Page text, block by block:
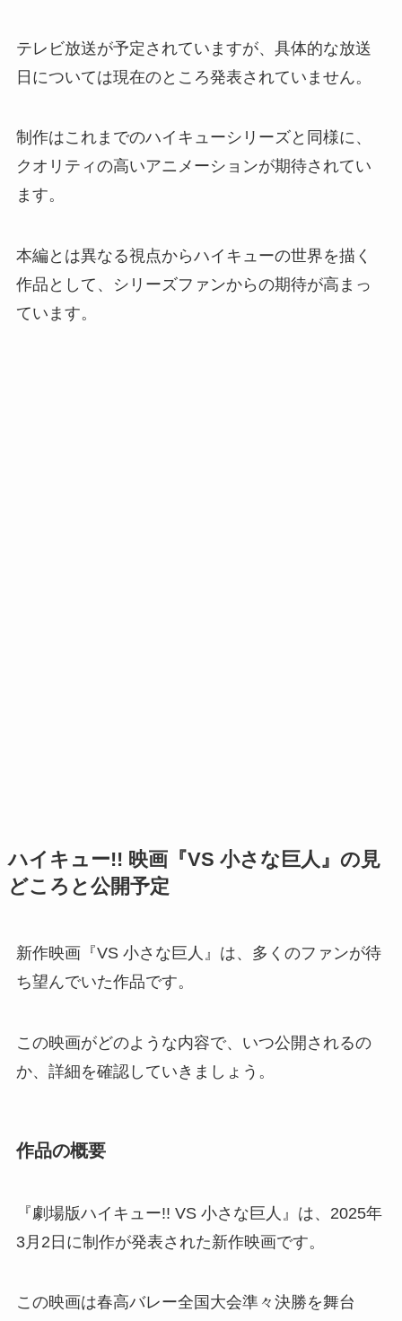
テレビ放送が予定されていますが、具体的な放送
日については現在のところ発表されていません。
制作はこれまでのハイキューシリーズと同様に、
クオリティの高いアニメーションが期待されてい
ます。
本編とは異なる視点からハイキューの世界を描く
作品として、シリーズファンからの期待が高まっ
ています。
ハイキュー!! 映画『VS 小さな巨人』の見
どころと公開予定
新作映画『VS 小さな巨人』は、多くのファンが待
ち望んでいた作品です。
この映画がどのような内容で、いつ公開されるの
か、詳細を確認していきましょう。
作品の概要
『劇場版ハイキュー!! VS 小さな巨人』は、2025年
3月2日に制作が発表された新作映画です。
この映画は春高バレー全国大会準々決勝を舞台